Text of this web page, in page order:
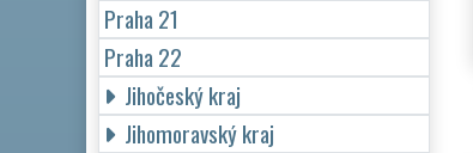
Praha 21
Praha 22
Jihočeský kraj
Jihomoravský kraj